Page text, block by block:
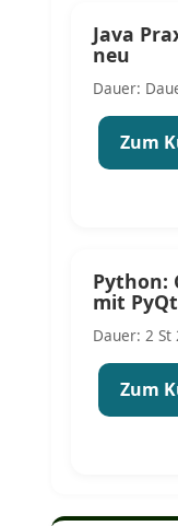
Java
neu
Dauer:
Zum
Python:
mit
Dauer: 2 St
Zum